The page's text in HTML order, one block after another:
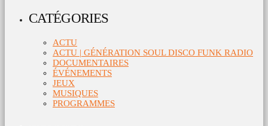
CATÉGORIES
ACTU
ACTU | GÉNÉRATION SOUL DISCO FUNK RADIO
DOCUMENTAIRES
ÉVÉNEMENTS
JEUX
MUSIQUES
PROGRAMMES